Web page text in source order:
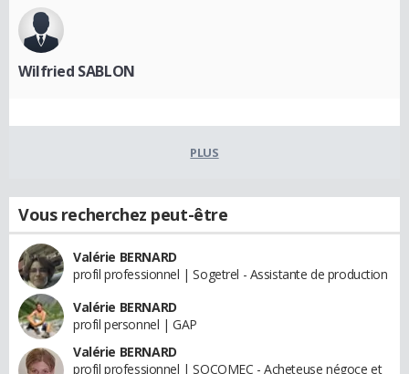
Wilfried SABLON
PLUS
Vous recherchez peut-être
Valérie BERNARD
profil professionnel | Sogetrel - Assistante de production
Valérie BERNARD
profil personnel | GAP
Valérie BERNARD
profil professionnel | SOCOMEC - Acheteuse négoce et